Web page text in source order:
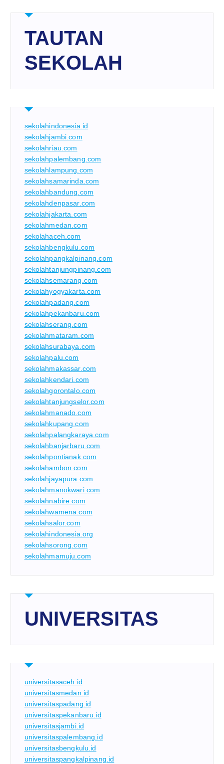
TAUTAN
SEKOLAH
sekolahindonesia.id
sekolahjambi.com
sekolahriau.com
sekolahpalembang.com
sekolahlampung.com
sekolahsamarinda.com
sekolahbandung.com
sekolahdenpasar.com
sekolahjakarta.com
sekolahmedan.com
sekolahaceh.com
sekolahbengkulu.com
sekolahpangkalpinang.com
sekolahtanjungpinang.com
sekolahsemarang.com
sekolahyogyakarta.com
sekolahpadang.com
sekolahpekanbaru.com
sekolahserang.com
sekolahmataram.com
sekolahsurabaya.com
sekolahpalu.com
sekolahmakassar.com
sekolahkendari.com
sekolahgorontalo.com
sekolahtanjungselor.com
sekolahmanado.com
sekolahkupang.com
sekolahpalangkaraya.com
sekolahbanjarbaru.com
sekolahpontianak.com
sekolahambon.com
sekolahjayapura.com
sekolahmanokwari.com
sekolahnabire.com
sekolahwamena.com
sekolahsalor.com
sekolahindonesia.org
sekolahsorong.com
sekolahmamuju.com
UNIVERSITAS
universitasaceh.id
universitasmedan.id
universitaspadang.id
universitaspekanbaru.id
universitasjambi.id
universitaspalembang.id
universitasbengkulu.id
universitaspangkalpinang.id